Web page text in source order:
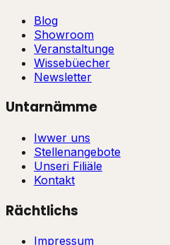
Blog
Showroom
Veranstaltunge
Wissebüecher
Newsletter
Untarnämme
Iwwer uns
Stellenangebote
Unseri Filiäle
Kontakt
Rächtlichs
Impressum